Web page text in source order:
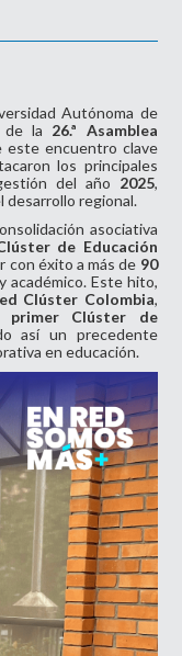
Autónoma de
de la 26.ª Asamblea
este encuentro clave
los principales
del año 2025,
desarrollo regional.
asociativa
de Educación
con éxito a más de 90
académico. Este hito,
Clúster Colombia,
primer Clúster de
así un precedente
en educación.